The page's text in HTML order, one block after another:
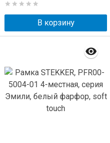
В корзину